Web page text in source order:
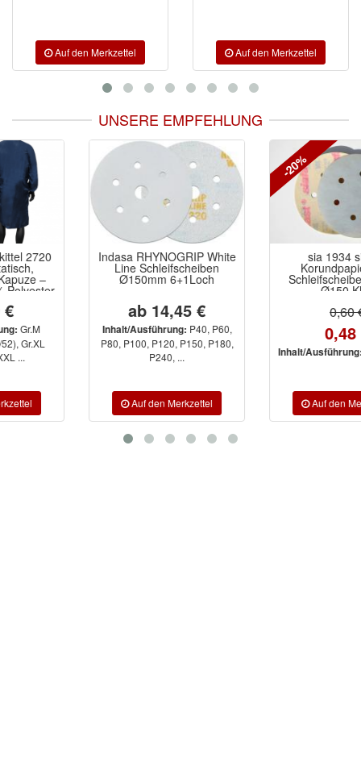
UNSERE EMPFEHLUNG
Indasa RHYNOGRIP White
Line Schleifscheiben
Ø150mm 6+1Loch
ab 14,45 €
Inhalt/Ausführung:P40, P60,
P80, P100, P120, P150, P180,
sia 1934 siafast
Korundpapier blau
Schleifscheiben 6-Loch
Inhalt/Ausführung:P240, P500
-20%